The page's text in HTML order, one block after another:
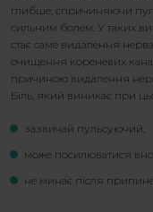
глибше, спричиняючи
сильним болем. У таких
стає саме видалення
очищення кореневих
причиною видалення
Біль, який виникає при
зазвичай пульсуючий;
може посилюватися
не минає після